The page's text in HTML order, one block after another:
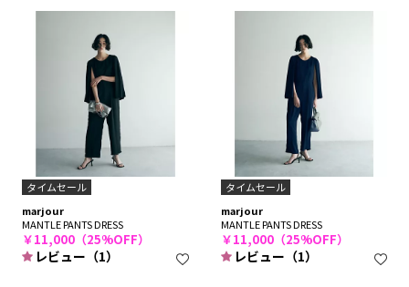
タイムセール
marjour
MANTLE PANTS DRESS
￥11,000（25%OFF）
レビュー（1）
タイムセール
marjour
MANTLE PANTS DRESS
￥11,000（25%OFF）
レビュー（1）